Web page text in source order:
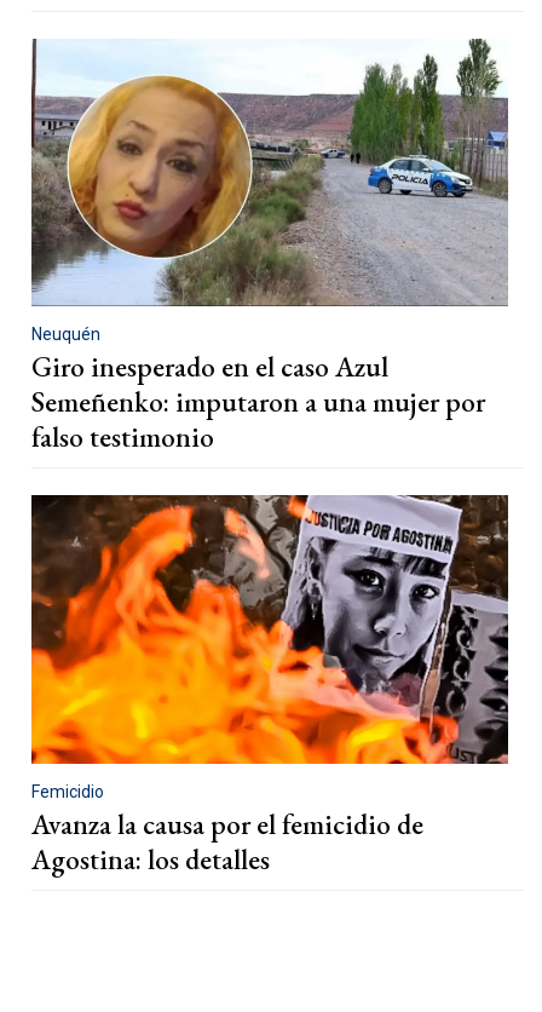
Neuquén
Giro inesperado en el caso Azul
Semeñenko: imputaron a una mujer por
falso testimonio
Femicidio
Avanza la causa por el femicidio de
Agostina: los detalles